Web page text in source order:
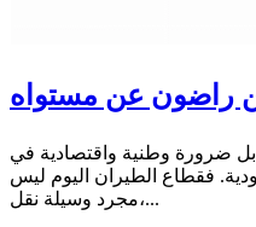
راضون عن مستواه
بل ضرورة وطنية واقتصادية في
فقطاع الطيران اليوم ليس
مجرد وسيلة نقل،...